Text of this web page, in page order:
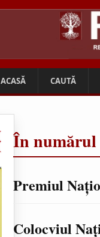
ACASĂ CAUTĂ
În numărul
Premiul
Colocviul